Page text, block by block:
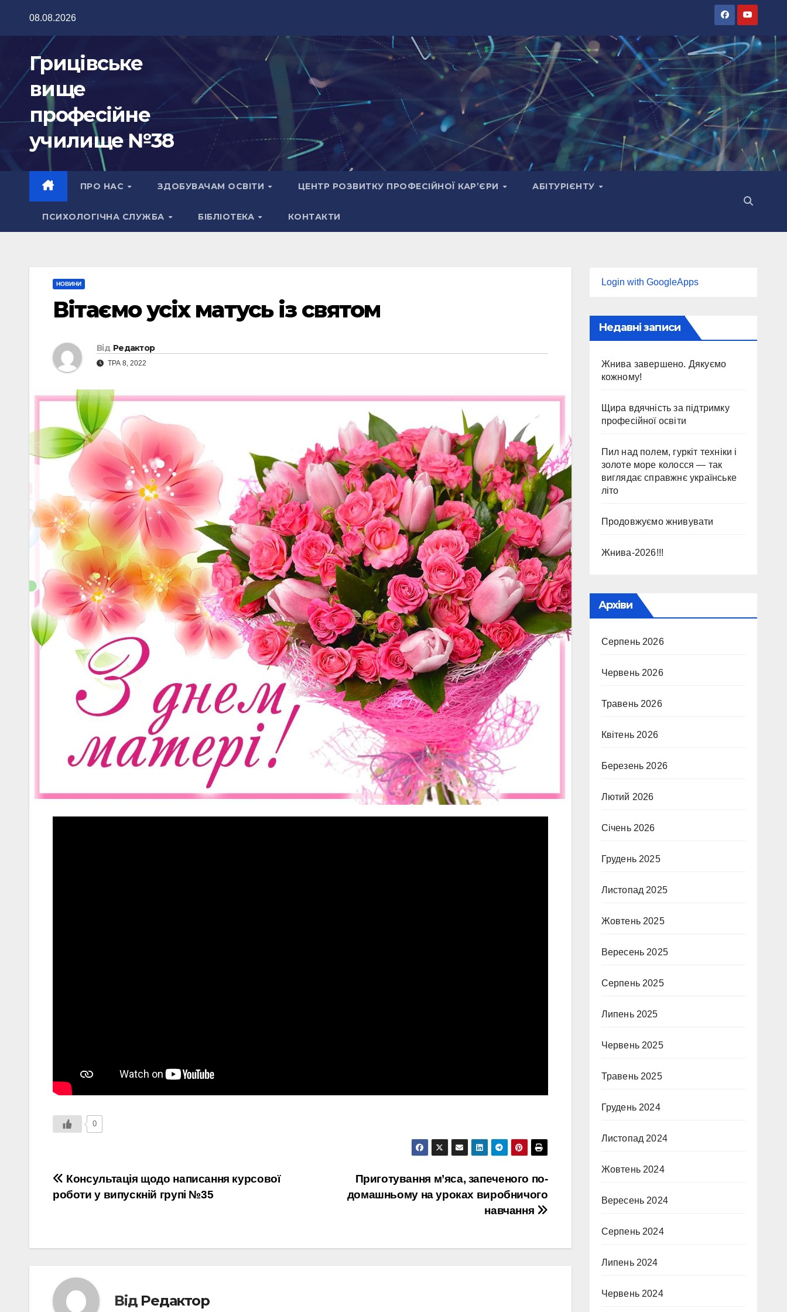
08.08.2026
Грицівське
вище
професійне
училище №38
ПРО НАС ЗДОБУВАЧАМ ОСВІТИ ЦЕНТР РОЗВИТКУ ПРОФЕСІЙНОЇ КАР’ЄРИ АБІТУРІЄНТУ
ПСИХОЛОГІЧНА СЛУЖБА БІБЛІОТЕКА КОНТАКТИ
НОВИНИ
Вітаємо усіх матусь із святом
Від Редактор
ТРА 8, 2022
0
Навігація
записів
Приготування м’яса, запеченого по-
домашньому на уроках виробничого
навчання
Консультація щодо написання курсової
роботи у випускній групі №35
Від Редактор
Login with GoogleApps
Недавні записи
Жнива завершено. Дякуємо
кожному!
Щира вдячність за підтримку
професійної освіти
Пил над полем, гуркіт техніки і
золоте море колосся — так
виглядає справжнє українське
літо
Продовжуємо жнивувати
Жнива-2026!!!
Архіви
Серпень 2026
Червень 2026
Травень 2026
Квітень 2026
Березень 2026
Лютий 2026
Січень 2026
Грудень 2025
Листопад 2025
Жовтень 2025
Вересень 2025
Серпень 2025
Липень 2025
Червень 2025
Травень 2025
Грудень 2024
Листопад 2024
Жовтень 2024
Вересень 2024
Серпень 2024
Липень 2024
Червень 2024